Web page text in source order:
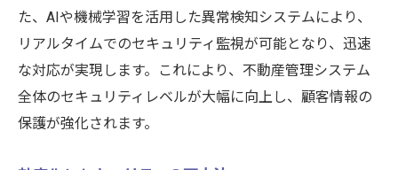
た、AIや機械学習を活用した異常検知システムにより、
リアルタイムでのセキュリティ監視が可能となり、迅速
な対応が実現します。これにより、不動産管理システム
全体のセキュリティレベルが大幅に向上し、顧客情報の
保護が強化されます。